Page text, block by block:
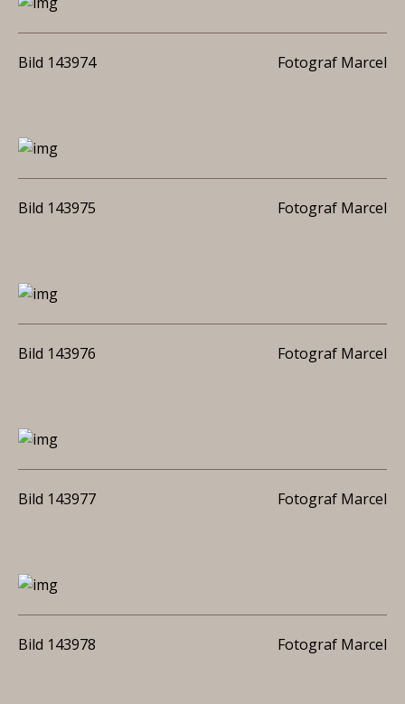
Bild 143974 Fotograf Marcel
Bild 143975 Fotograf Marcel
Bild 143976 Fotograf Marcel
Bild 143977 Fotograf Marcel
Bild 143978 Fotograf Marcel